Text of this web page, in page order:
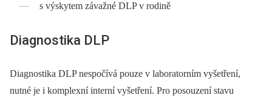
s výskytem závažné DLP v rodině
Diagnostika DLP
Diagnostika DLP nespočívá pouze v laboratorním vyšetření,
nutné je i komplexní interní vyšetření. Pro posouzení stavu